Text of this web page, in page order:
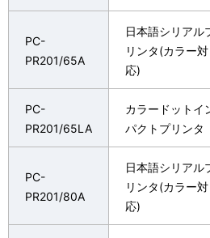
PC-
PR201/65A
日本語シリアル
リンタ(カラー対
応)
PC-
PR201/65LA
カラードットイ
パクトプリンタ
PC-
PR201/80A
日本語シリアル
リンタ(カラー対
応)